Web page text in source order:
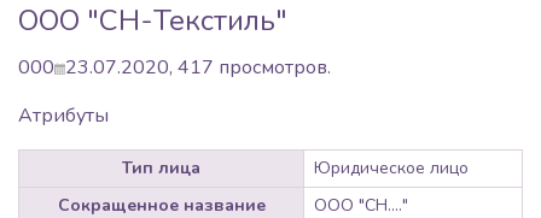
ООО "СН-Текстиль"
000 23.07.2020, 417 просмотров.
Атрибуты
Тип лица
Юридическое лицо
Сокращенное название
ООО "СН...."